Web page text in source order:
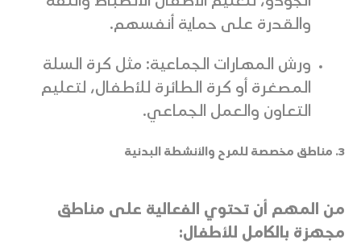
والقدرة على حماية أنفسهم.
ورش المهارات الجماعية: مثل كرة السلة
المصغرة أو كرة الطائرة للأطفال، لتعليم
التعاون والعمل الجماعي.
3. مناطق مخصصة للمرح والأنشطة البدنية
من المهم أن تحتوي الفعالية على مناطق
مجهزة بالكامل للأطفال: